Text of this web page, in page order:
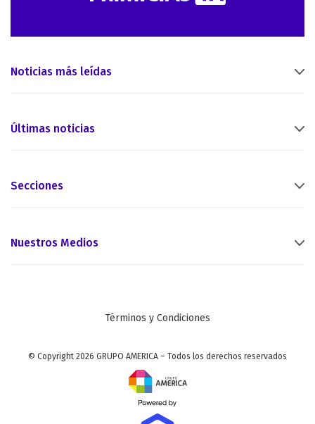
Noticias más leídas
Últimas noticias
Secciones
Nuestros Medios
Términos y Condiciones
© Copyright 2026 GRUPO AMERICA – Todos los derechos reservados